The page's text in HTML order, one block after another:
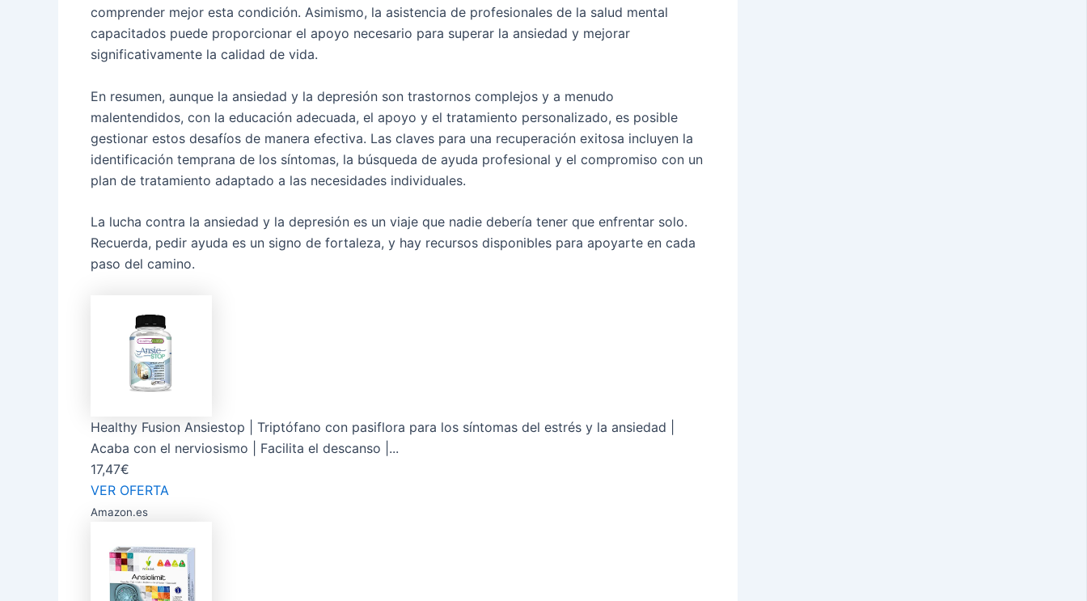
comprender mejor esta condición. Asimismo, la asistencia de profesionales de la salud mental
capacitados puede proporcionar el apoyo necesario para superar la ansiedad y mejorar
significativamente la calidad de vida.
En resumen, aunque la ansiedad y la depresión son trastornos complejos y a menudo
malentendidos, con la educación adecuada, el apoyo y el tratamiento personalizado, es posible
gestionar estos desafíos de manera efectiva. Las claves para una recuperación exitosa incluyen la
identificación temprana de los síntomas, la búsqueda de ayuda profesional y el compromiso con un
plan de tratamiento adaptado a las necesidades individuales.
La lucha contra la ansiedad y la depresión es un viaje que nadie debería tener que enfrentar solo.
Recuerda, pedir ayuda es un signo de fortaleza, y hay recursos disponibles para apoyarte en cada
paso del camino.
Healthy Fusion Ansiestop | Triptófano con pasiflora para los síntomas del estrés y la ansiedad |
Acaba con el nerviosismo | Facilita el descanso |...
17,47€
VER OFERTA
Amazon.es